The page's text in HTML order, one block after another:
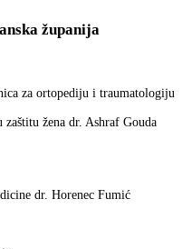
županija
za ortopediju i traumatologiju
zaštitu žena dr. Ashraf Gouda
dr. Horenec Fumić